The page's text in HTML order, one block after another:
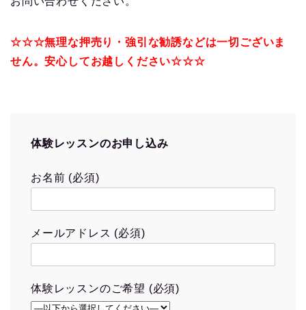
☆☆☆無理な押売り・強引な勧誘などは一切ございま
せん。安心してお越しください☆☆☆
体験レッスンのお申し込み
お名前 (必須)
メールアドレス (必須)
体験レッスンのご希望 (必須)